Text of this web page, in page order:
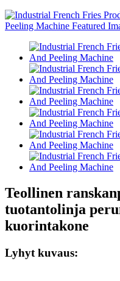
Teollinen
tuotantolinja
kuorintakone
Lyhyt kuvaus: